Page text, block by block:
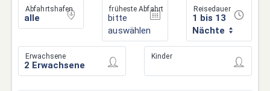
Abfahrtshafen früheste Abfahrt
bitte
auswählen
Reisedauer
1 bis 13
Nächte
Erwachsene Kinder